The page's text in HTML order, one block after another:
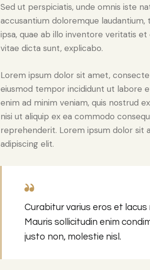
Sed ut perspiciatis, unde omnis iste
accusantium doloremque
ipsa, quae ab illo inventore veritatis
vitae dicta sunt, explicabo.
Lorem ipsum dolor sit amet,
eiusmod tempor incididunt ut labore
enim ad minim veniam, quis nostrud
nisi ut aliquip ex ea commodo
reprehenderit. Lorem ipsum dolor sit
adipiscing elit.
Curabitur varius eros et
Mauris sollicitudin enim
justo non, molestie nisl.